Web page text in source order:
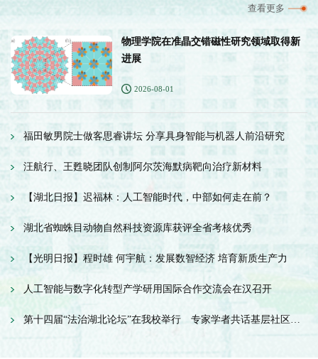
查看更多
物理学院在准晶交错磁性研究领域取得新
进展
2026-08-01
福田敏男院士做客思睿讲坛 分享具身智能与机器人前沿研究
汪航行、王甦晓团队创制阿尔茨海默病靶向治疗新材料
【湖北日报】迟福林：人工智能时代，中部如何走在前？
湖北省蜘蛛目动物自然科技资源库获评全省考核优秀
【光明日报】程时雄 何宇航：发展数智经济 培育新质生产力
人工智能与数字化转型产学研用国际合作交流会在汉召开
第十四届“法治湖北论坛”在我校举行 专家学者共话基层社区治理法治现代化